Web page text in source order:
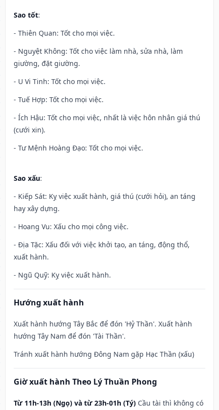
Sao tốt:
- Thiên Quan: Tốt cho mọi việc.
- Nguyệt Không: Tốt cho việc làm nhà, sửa nhà, làm
giường, đặt giường.
- U Vi Tinh: Tốt cho mọi việc.
- Tuế Hợp: Tốt cho mọi việc.
- Ích Hậu: Tốt cho mọi việc, nhất là việc hôn nhân giá thú
(cưới xin).
- Tư Mệnh Hoàng Đạo: Tốt cho mọi việc.
Sao xấu:
- Kiếp Sát: Kỵ việc xuất hành, giá thú (cưới hỏi), an táng
hay xây dựng.
- Hoang Vu: Xấu cho mọi công việc.
- Địa Tặc: Xấu đối với việc khởi tạo, an táng, động thổ,
xuất hành.
- Ngũ Quỹ: Kỵ việc xuất hành.
Hướng xuất hành
Xuất hành hướng Tây Bắc để đón 'Hỷ Thần'. Xuất hành
hướng Tây Nam để đón 'Tài Thần'.
Tránh xuất hành hướng Đông Nam gặp Hạc Thần (xấu)
Giờ xuất hành Theo Lý Thuần Phong
Từ 11h-13h (Ngọ) và từ 23h-01h (Tý) Cầu tài thì không có